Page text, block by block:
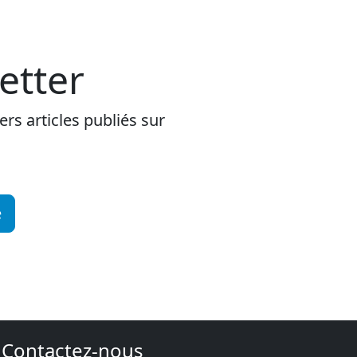
articles publiés sur
Contactez-nous